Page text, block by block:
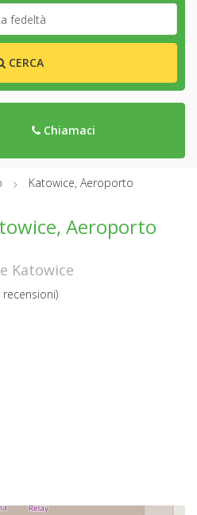
CERCA
Chiamaci
Katowice, Aeroporto
Aeroporto
Katowice
recensioni)